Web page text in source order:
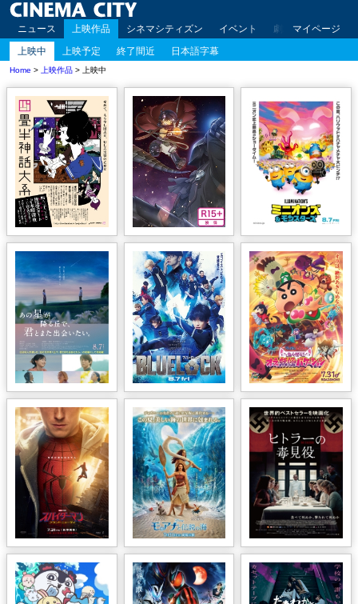
ニュース 上映作品 シネマシティズン イベント 劇場案内 アク
マイページ
上映中
上映予定 終了間近 日本語字幕
Home > 上映作品 > 上映中